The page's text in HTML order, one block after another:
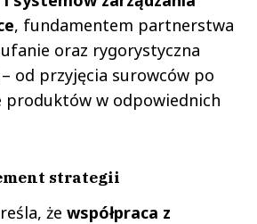
, fundamentem partnerstwa
oraz rygorystyczna
od przyjęcia surowców po
produktów w odpowiednich
strategii
że współpraca z